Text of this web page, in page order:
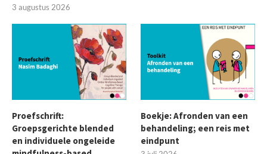
3 augustus 2026
Proefschrift:
Groepsgerichte blended
en individuele ongeleide
Boekje: Afronden van een
behandeling; een reis met
eindpunt